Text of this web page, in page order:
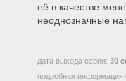
её в качестве
неоднозначные
дата выхода серии: 30
подробная информация